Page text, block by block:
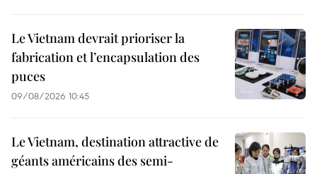
Le Vietnam devrait prioriser la
fabrication et l’encapsulation des
puces
09/08/2026 10:45
Le Vietnam, destination attractive de
géants américains des semi-